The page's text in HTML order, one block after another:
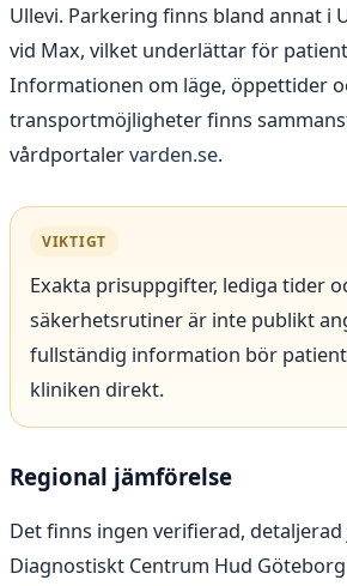
Ullevi. Parkering finns bland annat i
vid Max, vilket underlättar för
Informationen om läge, öppettider
transportmöjligheter finns
vårdportalervarden.se.
VIKTIGT
Exakta prisuppgifter, lediga tider
säkerhetsrutiner är inte publikt
fullständig information bör
kliniken direkt.
Regional jämförelse
Det finns ingen verifierad,
Diagnostiskt Centrum Hud